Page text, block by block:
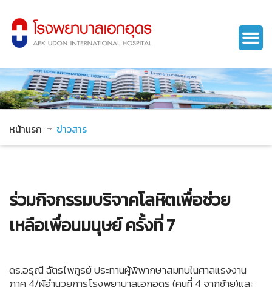
หน้าแรก ข่าวสาร
ร่วมกิจกรรมบริจาคโลหิตเพื่อช่วย
เหลือเพื่อนมนุษย์ ครั้งที่ 7
ดร.อรุณี ฉัตรไพฑูรย์ ประทานผู้พิพากษาสมทบในศาลแรงงาน
ภาค 4/ผู้อำนวยการโรงพยาบาลเอกอุดร (คนที่ 4 จากซ้าย)และ